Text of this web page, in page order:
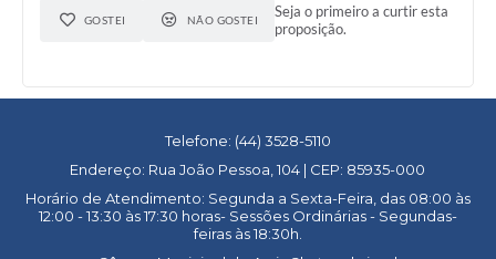
GOSTEI NÃO GOSTEI
Seja o primeiro a curtir esta
proposição.
Telefone: (44) 3528-5110
Endereço: Rua João Pessoa, 104 | CEP: 85935-000
Horário de Atendimento: Segunda a Sexta-Feira, das 08:00 às
12:00 - 13:30 às 17:30 horas- Sessões Ordinárias - Segundas-
feiras às 18:30h.